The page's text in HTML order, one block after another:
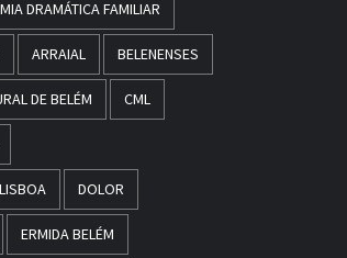
DRAMÁTICA FAMILIAR
ARRAIAL BELENENSES
DE BELÉM CML
DOLOR
ERMIDA BELÉM